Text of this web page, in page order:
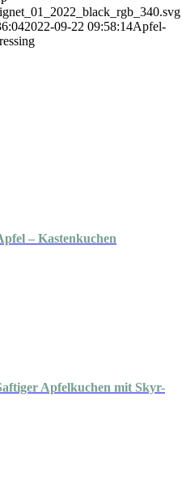
2022-09-22 09:58:14Apfel-
– Kastenkuchen
Apfelkuchen mit Skyr-